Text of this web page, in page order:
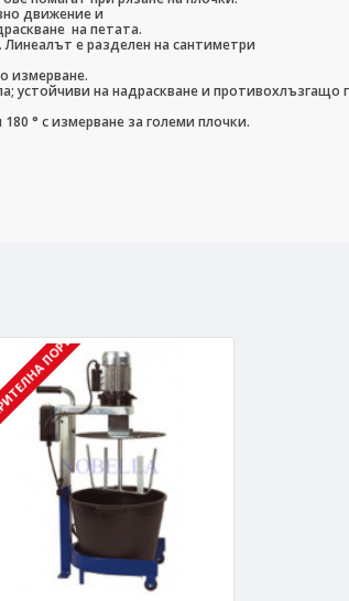
движение и
на петата.
е разделен на сантиметри
измерване.
устойчиви на надраскване и
° с измерване за големи плочки.
ПОРЪЧКА